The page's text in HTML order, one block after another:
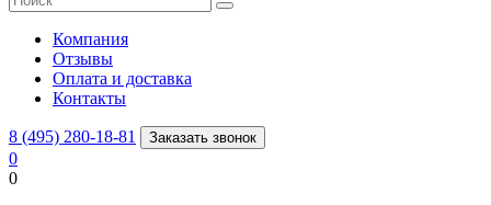
Компания
Отзывы
Оплата и доставка
Контакты
8 (495) 280-18-81 Заказать звонок
0
0